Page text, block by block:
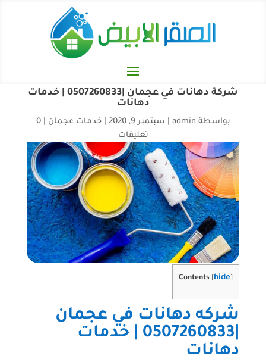
شركة دهانات في عجمان |0507260833 | خدمات
دهانات
بواسطة admin سبتمبر 9, 2020 |خدمات عجمان |
0
تعليقات
Contents hide
شركه دهانات في عجمان
|0507260833 | خدمات
دهانات